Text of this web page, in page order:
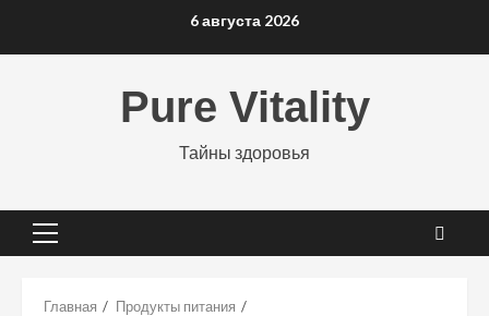
6 августа 2026
Pure Vitality
Тайны здоровья
Основное
Главная
Продукты питания